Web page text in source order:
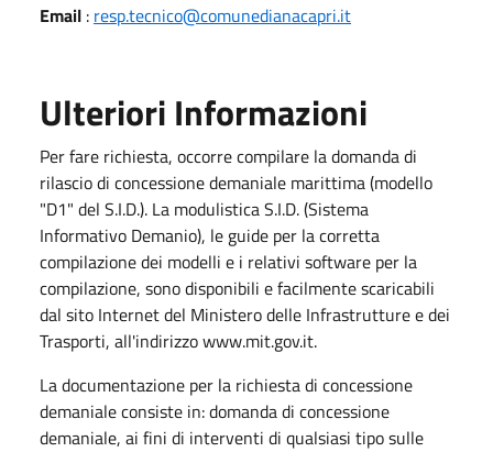
Email : resp.tecnico@comunedianacapri.it
Ulteriori Informazioni
Per fare richiesta, occorre compilare la domanda di
rilascio di concessione demaniale marittima (modello
"D1" del S.I.D.). La modulistica S.I.D. (Sistema
Informativo Demanio), le guide per la corretta
compilazione dei modelli e i relativi software per la
compilazione, sono disponibili e facilmente scaricabili
dal sito Internet del Ministero delle Infrastrutture e dei
Trasporti, all'indirizzo www.mit.gov.it.
La documentazione per la richiesta di concessione
demaniale consiste in: domanda di concessione
demaniale, ai fini di interventi di qualsiasi tipo sulle